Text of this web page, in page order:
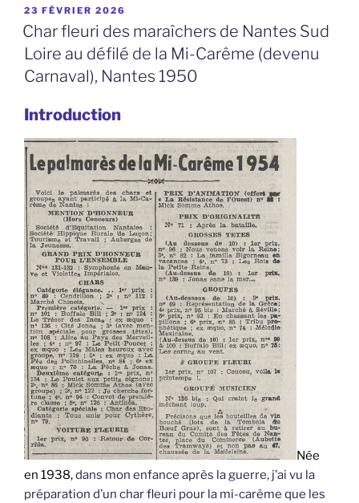
PUBLIÉ
LE
23 FÉVRIER 2026
Char fleuri des maraîchers de Nantes Sud
Loire au défilé de la Mi-Carême (devenu
Carnaval), Nantes 1950
Introduction
Née
en 1938,dans mon enfance après la guerre, j’ai vu la
préparation d’un char fleuri pour la mi-carême que les